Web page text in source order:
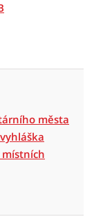
města